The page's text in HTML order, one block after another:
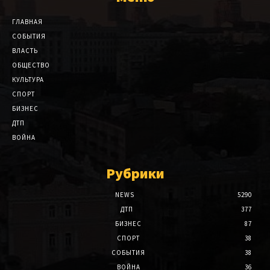
ГЛАВНАЯ
СОБЫТИЯ
ВЛАСТЬ
ОБЩЕСТВО
КУЛЬТУРА
СПОРТ
БИЗНЕС
ДТП
ВОЙНА
Рубрики
NEWS
5290
ДТП
377
БИЗНЕС
87
СПОРТ
38
СОБЫТИЯ
38
ВОЙНА
36